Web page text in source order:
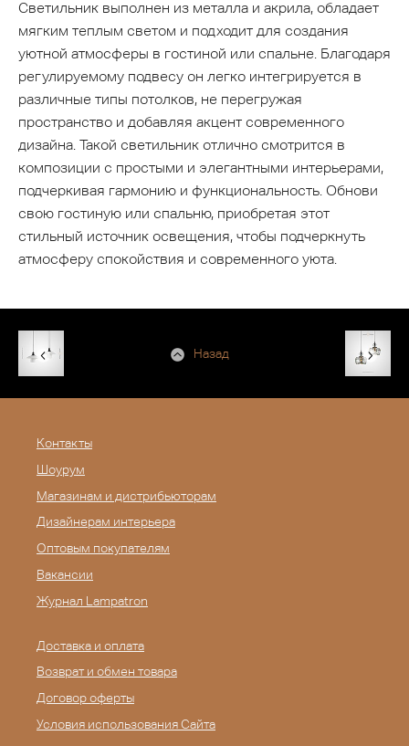
Светильник выполнен из металла и акрила, обладает
мягким теплым светом и подходит для создания
уютной атмосферы в гостиной или спальне. Благодаря
регулируемому подвесу он легко интегрируется в
различные типы потолков, не перегружая
пространство и добавляя акцент современного
дизайна. Такой светильник отлично смотрится в
композиции с простыми и элегантными интерьерами,
подчеркивая гармонию и функциональность. Обнови
свою гостиную или спальню, приобретая этот
стильный источник освещения, чтобы подчеркнуть
атмосферу спокойствия и современного уюта.
Назад
Контакты
Шоурум
Магазинам и дистрибьюторам
Дизайнерам интерьера
Оптовым покупателям
Вакансии
Журнал Lampatron
Доставка и оплата
Возврат и обмен товара
Договор оферты
Условия использования Сайта